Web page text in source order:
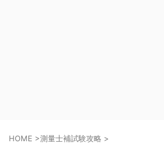
HOME >測量士補試験攻略 >